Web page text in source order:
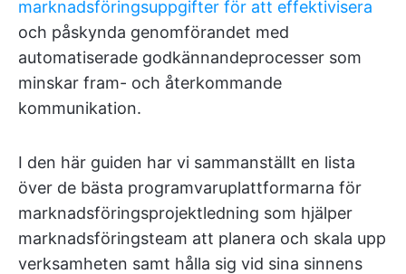
marknadsföringsuppgifter för att effektivisera
och påskynda genomförandet med
automatiserade godkännandeprocesser som
minskar fram- och återkommande
kommunikation.
I den här guiden har vi sammanställt en lista
över de bästa programvaruplattformarna för
marknadsföringsprojektledning som hjälper
marknadsföringsteam att planera och skala upp
verksamheten samt hålla sig vid sina sinnens